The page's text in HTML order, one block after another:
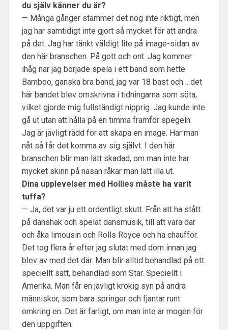
du själv känner du är?
— Många gånger stämmer det nog inte riktigt, men
jag har samtidigt inte gjort så mycket för att ändra
på det. Jag har tänkt väldigt lite på image-sidan av
den här branschen. På gott och ont. Jag kommer
ihåg när jag började spela i ett band som hette
Bamboo, ganska bra band, jag var 18 bast och… det
här bandet blev omskrivna i tidningarna som söta,
vilket gjorde mig fullständigt nipprig. Jag kunde inte
gå ut utan att hålla på en timma framför spegeln.
Jag är jävligt rädd för att skapa en image. Har man
nåt så får det komma av sig självt. I den här
branschen blir man lätt skadad, om man inte har
mycket skinn på näsan råkar man lätt illa ut.
Dina upplevelser med Hollies måste ha varit
tuffa?
— Ja, det var ju ett ordentligt skutt. Från att ha stått
på danshak och spelat dansmusik, till att vara där
och åka limousin och Rolls Royce och ha chaufför.
Det tog flera år efter jag slutat med dom innan jag
blev av med det där. Man blir alltid behandlad på ett
speciellt sätt, behandlad som Star. Speciellt i
Amerika. Man får en jävligt krokig syn på andra
människor, som bara springer och fjantar runt
omkring en. Det är farligt, om man inte är mogen för
den uppgiften.